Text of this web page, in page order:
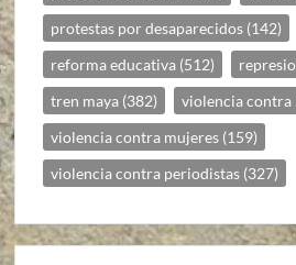
protestas por desaparecidos (142)
reforma educativa (512)
tren maya (382) violencia contra
violencia contra mujeres (159)
violencia contra periodistas (327)